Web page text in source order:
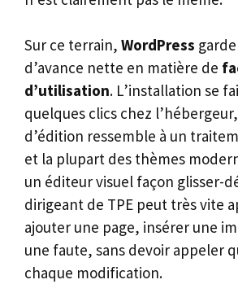
Sur ce terrain, WordPress
d’avance nette en matière de
d’utilisation. L’installation se
quelques clics chez
d’édition ressemble à un
et la plupart des thèmes
un éditeur visuel façon glisser-
dirigeant de TPE peut très vite
ajouter une page, insérer une
une faute, sans devoir appeler
chaque modification.